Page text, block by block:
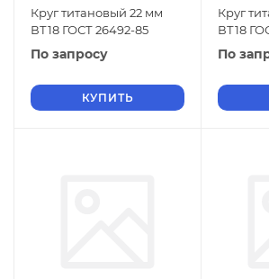
Круг титановый 22 мм
ВТ18 ГОСТ 26492-85
По запросу
КУПИТЬ
Круг
ВТ18
По